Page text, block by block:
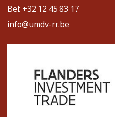
Bel: +32 12 45 83 17
info@umdv-rr.be